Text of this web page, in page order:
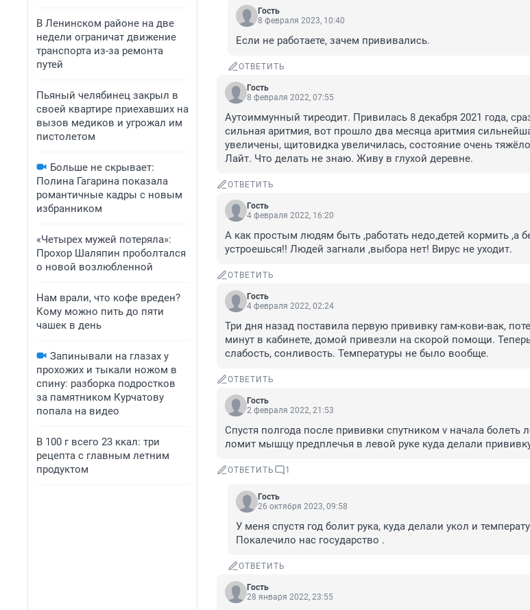
В Ленинском районе на две
недели ограничат движение
транспорта из-за ремонта
путей
Пьяный челябинец закрыл в
своей квартире приехавших на
вызов медиков и угрожал им
пистолетом
Больше не скрывает:
Полина Гагарина показала
романтичные кадры с новым
избранником
«Четырех мужей потеряла»:
Прохор Шаляпин проболтался
о новой возлюбленной
Нам врали, что кофе вреден?
Кому можно пить до пяти
чашек в день
Запинывали на глазах у
прохожих и тыкали ножом в
спину: разборка подростков
за памятником Курчатову
попала на видео
В 100 г всего 23 ккал: три
рецепта с главным летним
продуктом
Гость
8 февраля 2023, 10:40
Если не работаете, зачем прививались.
ОТВЕТИТЬ
Гость
8 февраля 2022, 07:55
Аутоиммунный тиреодит. Привилась 8 декабря 2021 года,
сильная аритмия, вот прошло два месяца аритмия
увеличены, щитовидка увеличилась, состояние очень
Лайт. Что делать не знаю. Живу в глухой деревне.
ОТВЕТИТЬ
Гость
4 февраля 2022, 16:20
А как простым людям быть ,работать недо,детей кормить ,а
устроешься!! Людей загнали ,выбора нет! Вирус не уходит.
ОТВЕТИТЬ
Гость
4 февраля 2022, 02:24
Три дня назад поставила первую прививку гам-кови-вак,
минут в кабинете, домой привезли на скорой помощи.
слабость, сонливость. Температуры не было вообще.
ОТВЕТИТЬ
Гость
2 февраля 2022, 21:53
Спустя полгода после прививки спутником v начала болеть
ломит мышцу предплечья в левой руке куда делали
ОТВЕТИТЬ 1
Гость
26 октября 2023, 09:58
У меня спустя год болит рука, куда делали укол и
Покалечило нас государство .
ОТВЕТИТЬ
Гость
28 января 2022, 23:55